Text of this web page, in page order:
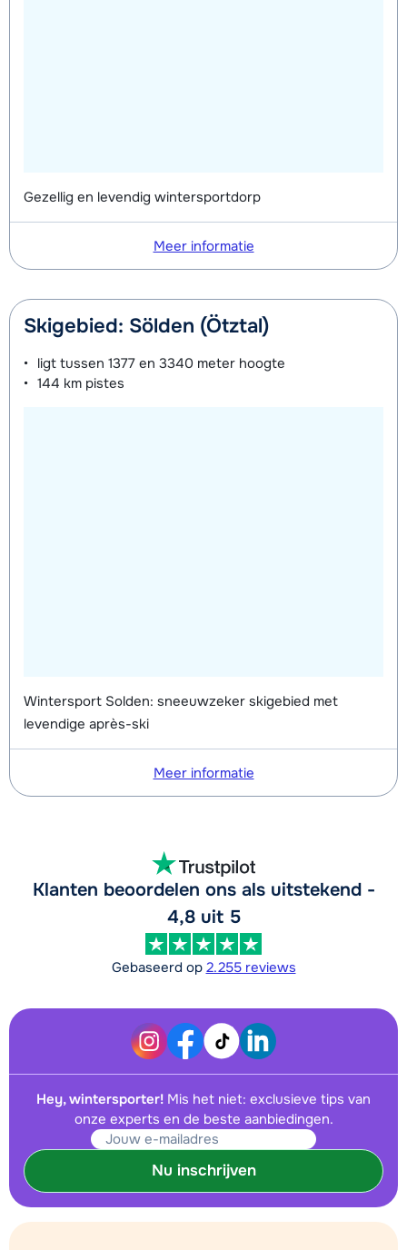
Gezellig en levendig wintersportdorp
Meer informatie
Skigebied: Sölden (Ötztal)
ligt tussen 1377 en 3340 meter hoogte
144 km pistes
Wintersport Solden: sneeuwzeker skigebied met
levendige après-ski
Meer informatie
Klanten beoordelen ons als uitstekend -
4,8 uit 5
Gebaseerd op 2.255 reviews
Hey, wintersporter! Mis het niet: exclusieve tips van
onze experts en de beste aanbiedingen.
Nu inschrijven